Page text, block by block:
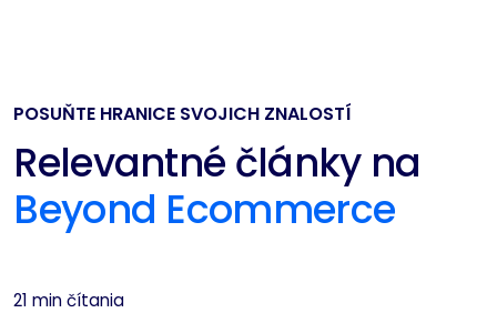
POSUŇTE HRANICE SVOJICH ZNALOSTÍ
Relevantné články na
Beyond Ecommerce
21 min čítania